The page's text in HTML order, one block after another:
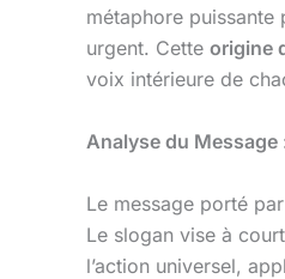
métaphore
urgent. Cette origine
voix intérieure de
Analyse du Message
Le message porté par
Le slogan vise à
l’action universel,